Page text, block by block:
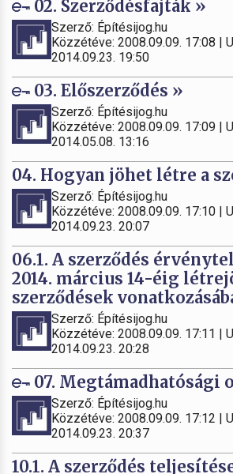
02. Szerződésfajták »
Szerző: Építésijog.hu
Közzétéve: 2008.09.09. 17:08 |
2014.09.23. 19:50
03. Előszerződés »
Szerző: Építésijog.hu
Közzétéve: 2008.09.09. 17:09 |
2014.05.08. 13:16
04. Hogyan jöhet létre a
Szerző: Építésijog.hu
Közzétéve: 2008.09.09. 17:10 |
2014.09.23. 20:07
06.1. A szerződés
2014. március 14-éig
szerződések
Szerző: Építésijog.hu
Közzétéve: 2008.09.09. 17:11 |
2014.09.23. 20:28
07. Megtámadhatósági
Szerző: Építésijog.hu
Közzétéve: 2008.09.09. 17:12 |
2014.09.23. 20:37
10.1. A szerződés